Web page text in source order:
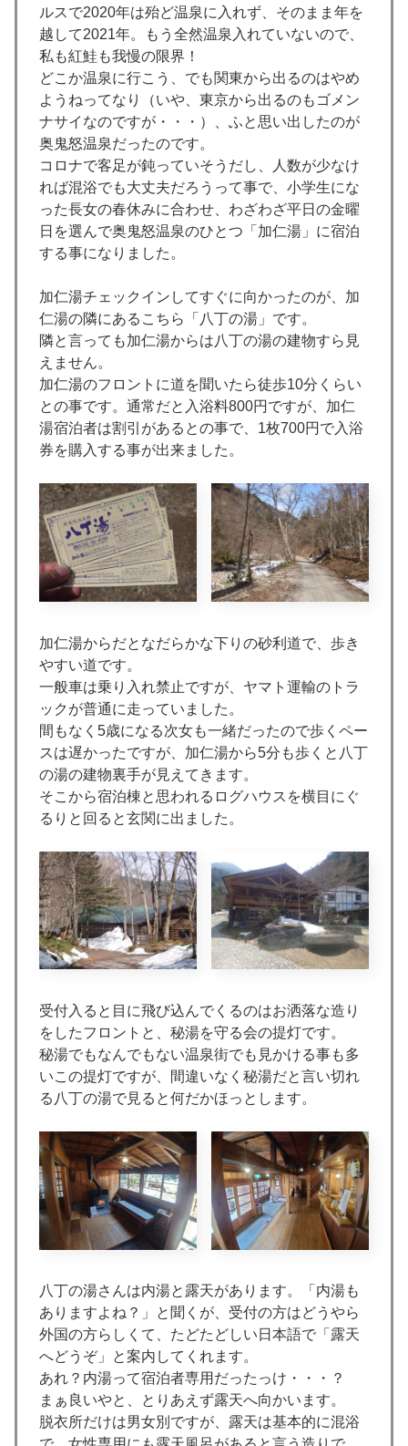
ルスで2020年は殆ど温泉に入れず、そのまま年を
越して2021年。もう全然温泉入れていないので、
私も紅鮭も我慢の限界！
どこか温泉に行こう、でも関東から出るのはやめ
ようねってなり（いや、東京から出るのもゴメン
ナサイなのですが・・・）、ふと思い出したのが
奥鬼怒温泉だったのです。
コロナで客足が鈍っていそうだし、人数が少なけ
れば混浴でも大丈夫だろうって事で、小学生にな
った長女の春休みに合わせ、わざわざ平日の金曜
日を選んで奥鬼怒温泉のひとつ「加仁湯」に宿泊
する事になりました。
加仁湯チェックインしてすぐに向かったのが、加
仁湯の隣にあるこちら「八丁の湯」です。
隣と言っても加仁湯からは八丁の湯の建物すら見
えません。
加仁湯のフロントに道を聞いたら徒歩10分くらい
との事です。通常だと入浴料800円ですが、加仁
湯宿泊者は割引があるとの事で、1枚700円で入浴
券を購入する事が出来ました。
加仁湯からだとなだらかな下りの砂利道で、歩き
やすい道です。
一般車は乗り入れ禁止ですが、ヤマト運輸のトラ
ックが普通に走っていました。
間もなく5歳になる次女も一緒だったので歩くペー
スは遅かったですが、加仁湯から5分も歩くと八丁
の湯の建物裏手が見えてきます。
そこから宿泊棟と思われるログハウスを横目にぐ
るりと回ると玄関に出ました。
受付入ると目に飛び込んでくるのはお洒落な造り
をしたフロントと、秘湯を守る会の提灯です。
秘湯でもなんでもない温泉街でも見かける事も多
いこの提灯ですが、間違いなく秘湯だと言い切れ
る八丁の湯で見ると何だかほっとします。
八丁の湯さんは内湯と露天があります。「内湯も
ありますよね？」と聞くが、受付の方はどうやら
外国の方らしくて、たどたどしい日本語で「露天
へどうぞ」と案内してくれます。
あれ？内湯って宿泊者専用だったっけ・・・？
まぁ良いやと、とりあえず露天へ向かいます。
脱衣所だけは男女別ですが、露天は基本的に混浴